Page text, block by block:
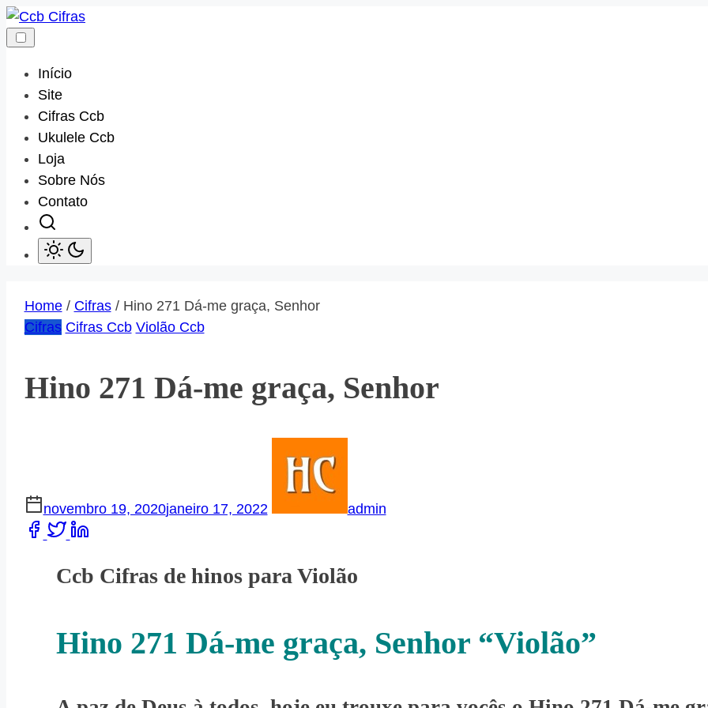
Skip
to
Início
Site
Cifras Ccb
Ukulele Ccb
Loja
Sobre Nós
Contato
Home/ Cifras/ Hino 271 Dá-me graça, Senhor
Cifras Cifras Ccb Violão Ccb
Hino 271 Dá-me graça, Senhor
novembro 19, 2020janeiro 17, 2022
admin
Share
Ccb Cifras de hinos para Violão
Hino 271 Dá-me graça, Senhor “Violão”